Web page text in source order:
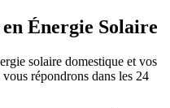
Énergie Solaire
solaire domestique et vos
répondrons dans les 24